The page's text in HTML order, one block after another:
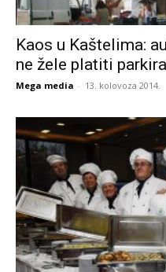
Kaos u Kaštelima:
ne žele platiti
Mega media - 13. kolovoza 2014.